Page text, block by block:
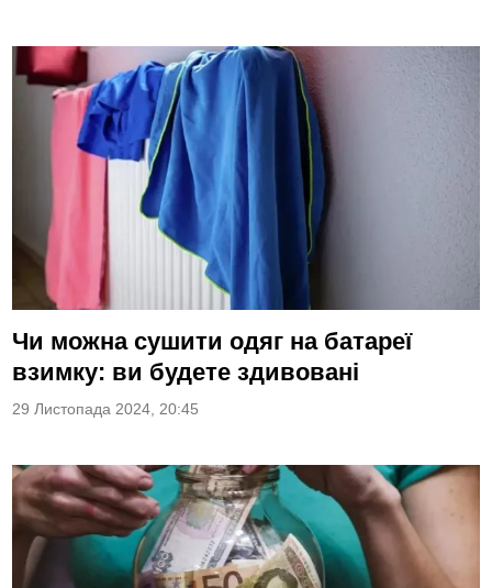
Чи можна сушити одяг на батареї
взимку: ви будете здивовані
29 Листопада 2024, 20:45